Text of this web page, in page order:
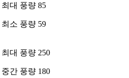
최대 풍량 85
최소 풍량 59
최대 풍량 250
중간 풍량 180